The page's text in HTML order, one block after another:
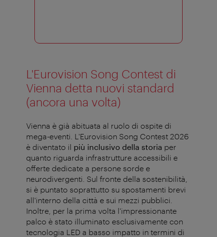
L'Eurovision Song Contest di
Vienna detta nuovi standard
(ancora una volta)
Vienna è già abituata al ruolo di ospite di
mega-eventi. L'Eurovision Song Contest 2026
è diventato il più inclusivo della storia per
quanto riguarda infrastrutture accessibili e
offerte dedicate a persone sorde e
neurodivergenti. Sul fronte della sostenibilità,
si è puntato soprattutto su spostamenti brevi
all'interno della città e sui mezzi pubblici.
Inoltre, per la prima volta l'impressionante
palco è stato illuminato esclusivamente con
tecnologia LED a basso impatto in termini di